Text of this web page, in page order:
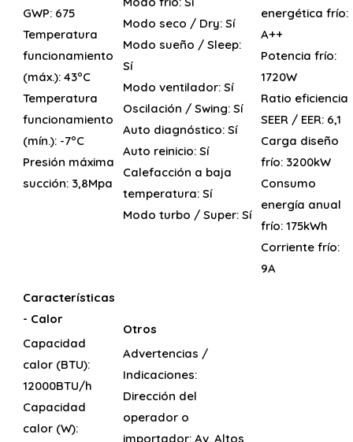
GWP: 675
Temperatura
funcionamiento
(máx.): 43ºC
Temperatura
funcionamiento
(mín.): -7ºC
Presión máxima
succión: 3,8Mpa
Modo seco / Dry: Sí
Modo sueño / Sleep:
Sí
Modo ventilador: Sí
Oscilación / Swing: Sí
Auto diagnóstico: Sí
Auto reinicio: Sí
Calefacción a baja
temperatura: Sí
Modo turbo / Super: Sí
energética frío:
A++
Potencia frío:
1720W
Ratio eficiencia
SEER / EER: 6,1
Carga diseño
frío: 3200kW
Consumo
energía anual
frío: 175kWh
Corriente frío:
9A
Características
- Calor
Capacidad
calor (BTU):
12000BTU/h
Capacidad
calor (W):
Otros
Advertencias /
Indicaciones:
Dirección del
operador o
importador: Av. Altos